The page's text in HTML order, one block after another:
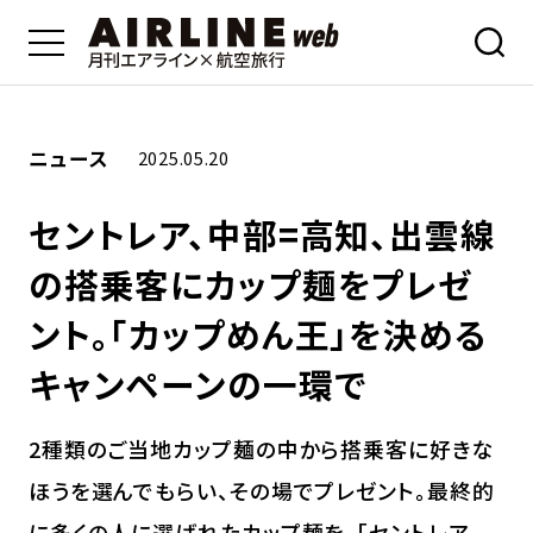
ニュース 2025.05.20
セントレア、中部=高知、出雲線
の搭乗客にカップ麺をプレゼ
ント。「カップめん王」を決める
キャンペーンの一環で
2種類のご当地カップ麺の中から搭乗客に好きな
ほうを選んでもらい、その場でプレゼント。最終的